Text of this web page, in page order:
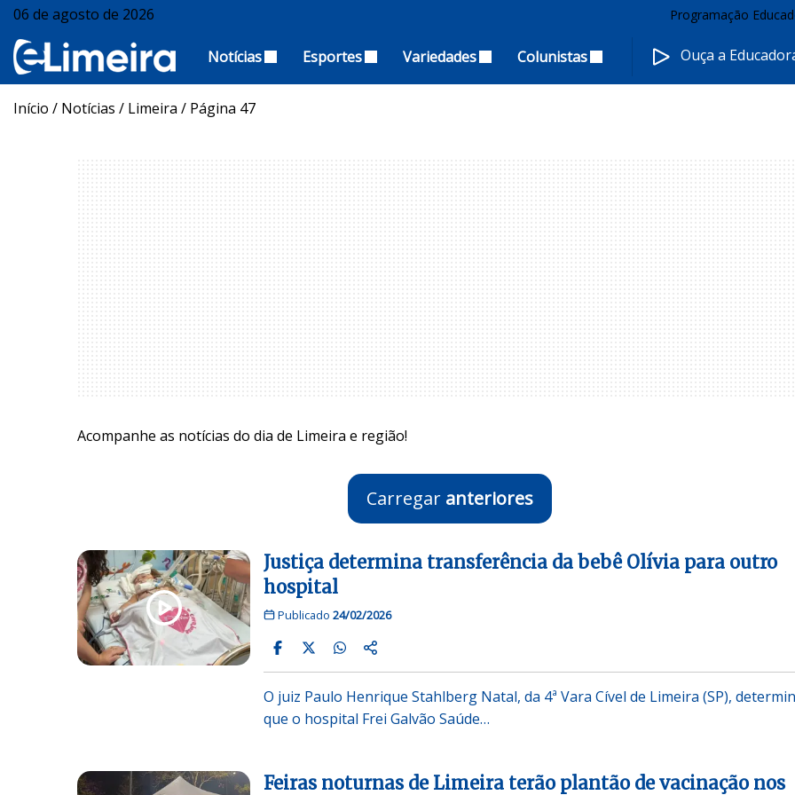
06 de agosto de 2026 Programação
Notícias Esportes Variedades Colunistas Ouça a
Início / Notícias / Limeira / Página 47
Acompanhe as notícias do dia de Limeira e região!
Carregar anteriores
Justiça determina transferência da bebê Olívia para outro
hospital
Publicado 24/02/2026
O juiz Paulo Henrique Stahlberg Natal, da 4ª Vara Cível de Limeira (SP),
que o hospital Frei Galvão Saúde…
Feiras noturnas de Limeira terão plantão de vacinação nos